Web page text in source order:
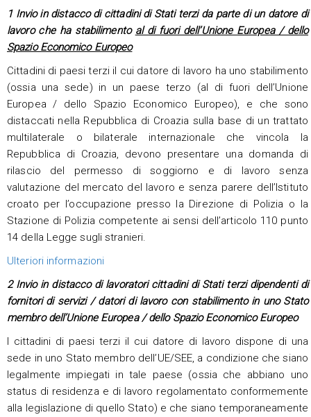
1 Invio in distacco di cittadini di Stati terzi da parte di un datore di
lavoro che ha stabilimento al di fuori dell’Unione Europea / dello
Spazio Economico Europeo
Cittadini di paesi terzi il cui datore di lavoro ha uno stabilimento
(ossia una sede) in un paese terzo (al di fuori dell’Unione
Europea / dello Spazio Economico Europeo), e che sono
distaccati nella Repubblica di Croazia sulla base di un trattato
multilaterale o bilaterale internazionale che vincola la
Repubblica di Croazia, devono presentare una domanda di
rilascio del permesso di soggiorno e di lavoro senza
valutazione del mercato del lavoro e senza parere dell’Istituto
croato per l’occupazione presso la Direzione di Polizia o la
Stazione di Polizia competente ai sensi dell’articolo 110 punto
14 della Legge sugli stranieri.
Ulteriori informazioni
2 Invio in distacco di lavoratori cittadini di Stati terzi dipendenti di
fornitori di servizi / datori di lavoro con stabilimento in uno Stato
membro dell’Unione Europea / dello Spazio Economico Europeo
I cittadini di paesi terzi il cui datore di lavoro dispone di una
sede in uno Stato membro dell’UE/SEE, a condizione che siano
legalmente impiegati in tale paese (ossia che abbiano uno
status di residenza e di lavoro regolamentato conformemente
alla legislazione di quello Stato) e che siano temporaneamente